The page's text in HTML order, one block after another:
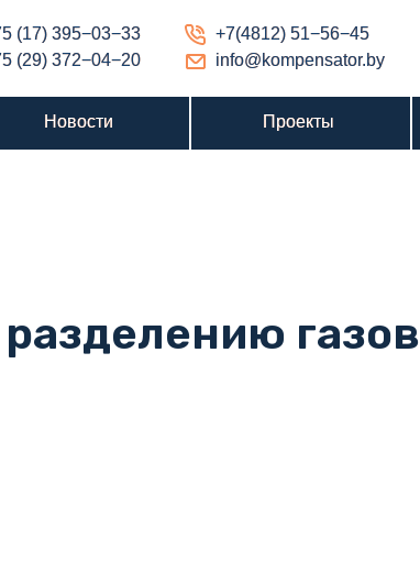
info@kompensator.by
info@kompensator.by
+7(4812) 51−56−45
+7(4812) 51−56−45
(29) 372−04−20
(29) 372−04−20
(17) 395−03−33
(17) 395−03−33
Новости
Новости Проекты
Проекты
Новости
Новости Проекты
Проекты
газов